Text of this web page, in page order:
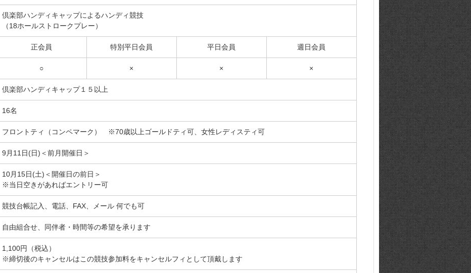
倶楽部ハンディキャップによるハンディ競技
（18ホールストロークプレー）
正会員 特別平日会員 平日会員 週日会員
○ × × ×
倶楽部ハンディキャップ１５以上
16名
フロントティ（コンペマーク） ※70歳以上ゴールドティ可、女性レディスティ可
9月11日(日)＜前月開催日＞
10月15日(土)＜開催日の前日＞
※当日空きがあればエントリー可
競技台帳記入、電話、FAX、メール 何でも可
自由組合せ、同伴者・時間等の希望を承ります
1,100円（税込）
※締切後のキャンセルはこの競技参加料をキャンセルフィとして頂戴します